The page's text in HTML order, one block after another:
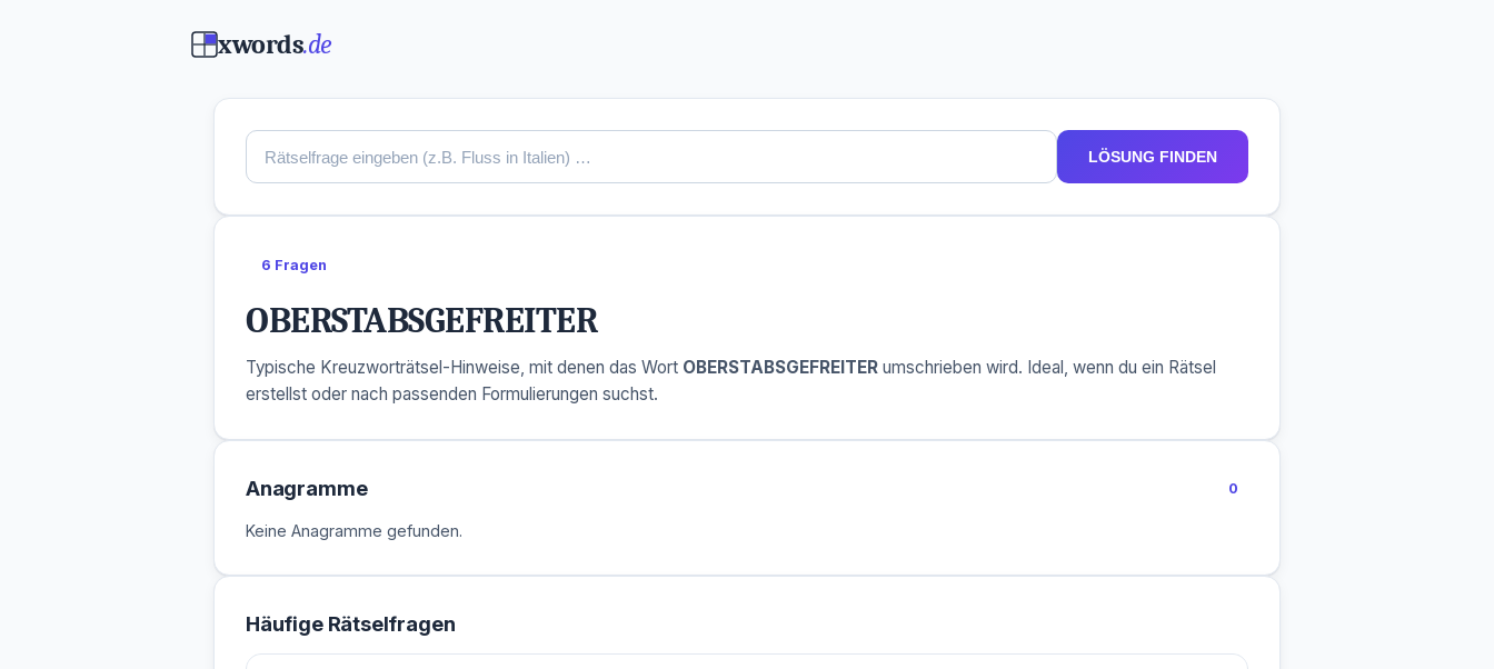
xwords.de
LÖSUNG FINDEN
6 Fragen
OBERSTABSGEFREITER
Typische Kreuzworträtsel-Hinweise, mit denen das Wort OBERSTABSGEFREITER umschrieben wird. Ideal, wenn du ein Rätsel
erstellst oder nach passenden Formulierungen suchst.
Anagramme 0
Keine Anagramme gefunden.
Häufige Rätselfragen